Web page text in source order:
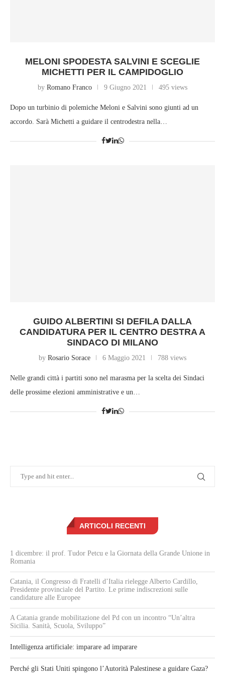
MELONI SPODESTA SALVINI E SCEGLIE
MICHETTI PER IL CAMPIDOGLIO
by Romano Franco 9 Giugno 2021 495 views
Dopo un turbinio di polemiche Meloni e Salvini sono giunti ad un
accordo. Sarà Michetti a guidare il centrodestra nella…
GUIDO ALBERTINI SI DEFILA DALLA
CANDIDATURA PER IL CENTRO DESTRA A
SINDACO DI MILANO
by Rosario Sorace 6 Maggio 2021 788 views
Nelle grandi città i partiti sono nel marasma per la scelta dei Sindaci
delle prossime elezioni amministrative e un…
ARTICOLI RECENTI
1 dicembre: il prof. Tudor Petcu e la Giornata della Grande Unione in
Romania
Catania, il Congresso di Fratelli d’Italia rielegge Alberto Cardillo,
Presidente provinciale del Partito. Le prime indiscrezioni sulle
candidature alle Europee
A Catania grande mobilitazione del Pd con un incontro “Un’altra
Sicilia. Sanità, Scuola, Sviluppo”
Intelligenza artificiale: imparare ad imparare
Perché gli Stati Uniti spingono l’Autorità Palestinese a guidare Gaza?